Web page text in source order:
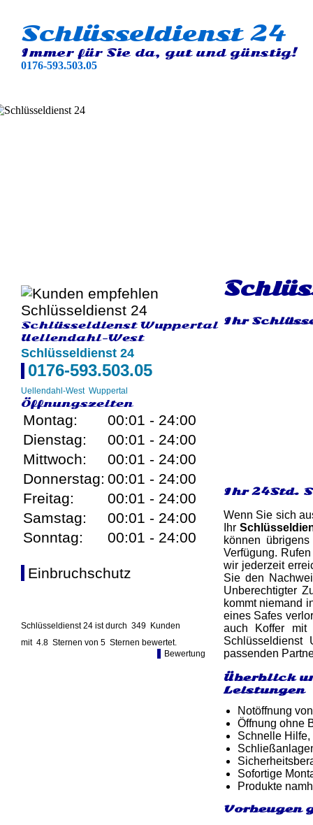
Schlüsseldienst 24
Immer für Sie da, gut und günstig!
0176-593.503.05
Schlüsseldienst Wuppertal
Uellendahl-West
Schlüsseldienst 24
0176-593.503.05
Uellendahl-West Wuppertal
Öffnungszeiten
Montag:
00:01 - 24:00
Dienstag:
00:01 - 24:00
Mittwoch:
00:01 - 24:00
Donnerstag: 00:01 - 24:00
Freitag:
00:01 - 24:00
Samstag:
00:01 - 24:00
Sonntag:
00:01 - 24:00
Einbruchschutz
Schlüsseldienst 24 ist durch 349 Kunden
mit 4.8 Sternen von 5 Sternen bewertet.
Bewertung
Ihr
Ihr 24Std.
Wenn Sie sich
Ihr
können
Verfügung.
wir jederzeit
Sie den
Unberechtigter
kommt niemand
eines Safes
auch Koffer mit
Schlüsseldienst
passenden
Überblick
Leistungen
Notöffnung
Öffnung ohne
Schnelle Hilfe,
Sofortige
Produkte
Vorbeugen